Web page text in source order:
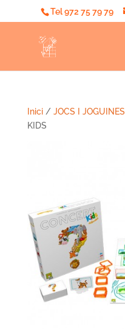
Tel 972 75 79 79
Inici/ JOCS I JOGUINES
KIDS